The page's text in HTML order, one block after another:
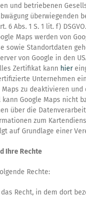
und betriebenen
6 Abs. 1 S. 1 lit. f) DSGVO.
Maps werden von
sowie Standortdaten
von Google in den
Zertifikat kann hier
Unternehmen
Maps zu deaktivieren
Google Maps nicht
über die
zum
auf Grundlage einer
Ihre Rechte
Rechte:
das Recht, in dem dort